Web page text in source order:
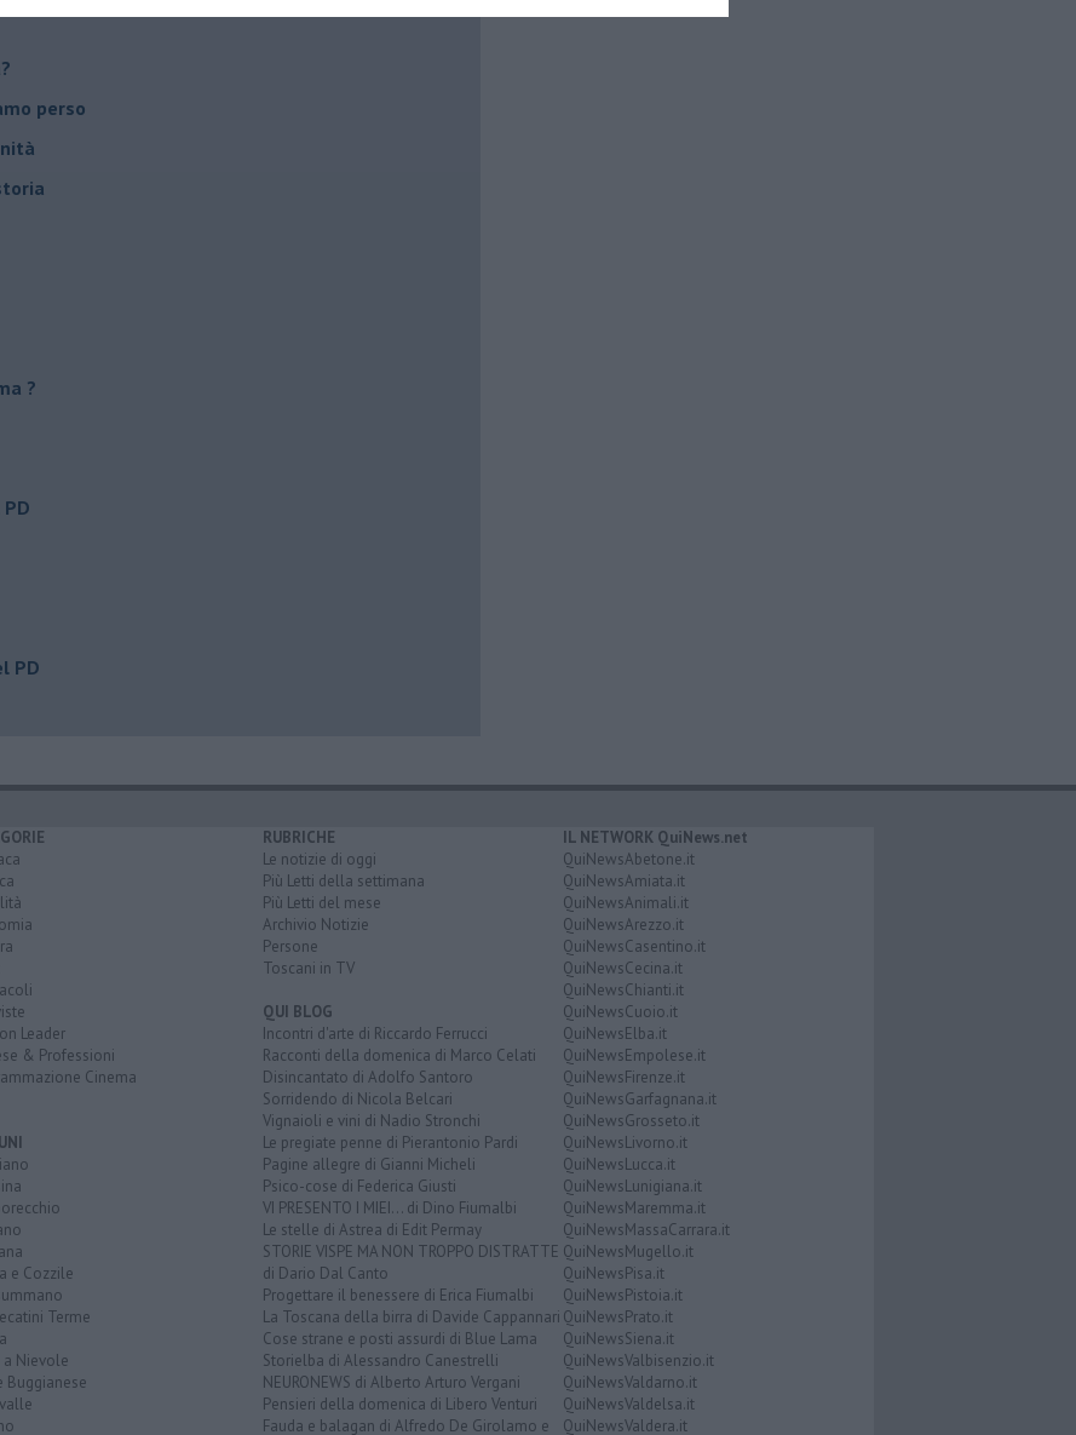
perso
?
PD
Leader
& Professioni
Cinema
e Cozzile
Terme
a Nievole
Buggianese
RUBRICHE
Le notizie di oggi
Più Letti della settimana
Più Letti del mese
Archivio Notizie
Persone
Toscani in TV
QUI BLOG
Incontri d'arte di Riccardo Ferrucci
Racconti della domenica di Marco Celati
Disincantato di Adolfo Santoro
Sorridendo di Nicola Belcari
Vignaioli e vini di Nadio Stronchi
Le pregiate penne di Pierantonio Pardi
Pagine allegre di Gianni Micheli
Psico-cose di Federica Giusti
VI PRESENTO I MIEI... di Dino Fiumalbi
Le stelle di Astrea di Edit Permay
STORIE VISPE MA NON TROPPO DISTRATTE
di Dario Dal Canto
Progettare il benessere di Erica Fiumalbi
La Toscana della birra di Davide Cappannari
Cose strane e posti assurdi di Blue Lama
Storielba di Alessandro Canestrelli
NEURONEWS di Alberto Arturo Vergani
Pensieri della domenica di Libero Venturi
Fauda e balagan di Alfredo De Girolamo e
IL NETWORK QuiNews.net
QuiNewsAbetone.it
QuiNewsAmiata.it
QuiNewsAnimali.it
QuiNewsArezzo.it
QuiNewsCasentino.it
QuiNewsCecina.it
QuiNewsChianti.it
QuiNewsCuoio.it
QuiNewsElba.it
QuiNewsEmpolese.it
QuiNewsFirenze.it
QuiNewsGarfagnana.it
QuiNewsGrosseto.it
QuiNewsLivorno.it
QuiNewsLucca.it
QuiNewsLunigiana.it
QuiNewsMaremma.it
QuiNewsMassaCarrara.it
QuiNewsMugello.it
QuiNewsPisa.it
QuiNewsPistoia.it
QuiNewsPrato.it
QuiNewsSiena.it
QuiNewsValbisenzio.it
QuiNewsValdarno.it
QuiNewsValdelsa.it
QuiNewsValdera.it